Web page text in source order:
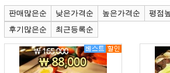
판매많은순 낮은가격순 높은가격순
평점
후기많은순
최근등록순